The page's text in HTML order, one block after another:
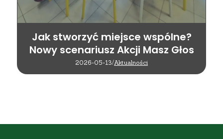
Jak stworzyć miejsce wspólne?
Nowy scenariusz Akcji Masz Głos
2026-05-13/Aktualności